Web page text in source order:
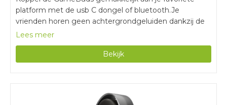
platform met de usb C dongel of bluetooth.Je
vrienden horen geen achtergrondgeluiden dankzij de
ruisonderdrukkende microfoon.Met een batterijduur
opladen.Surround sound is alleen beschikbaar op pc.
Lees meer
Bekijk